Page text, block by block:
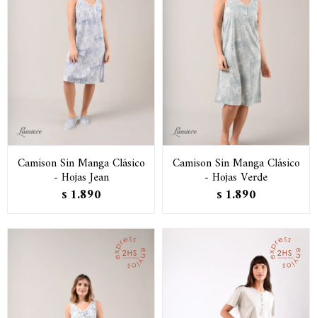
Camison Sin Manga Clásico
- Hojas Jean
$ 1.890
Camison Sin Manga Clásico
- Hojas Verde
$ 1.890